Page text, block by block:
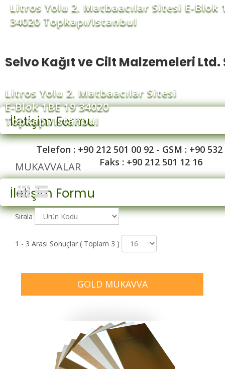
Litros Yolu 2. Matbaacılar Sitesi E-Blok
34020 Topkapı/Istanbul
İletişim Formu
Selvo Kağıt ve Cilt Malzemeleri Ltd.
Litros Yolu 2. Matbaacılar Sitesi
E-Blok 1BE 19 34020
Topkapı/Istanbul
Telefon : +90 212 501 00 92 - GSM : +90 532
Faks : +90 212 501 12 16
İletişim Formu
MUKAVVALAR
Sırala
1 - 3 Arası Sonuçlar ( Toplam 3 )
GOLD MUKAVVA